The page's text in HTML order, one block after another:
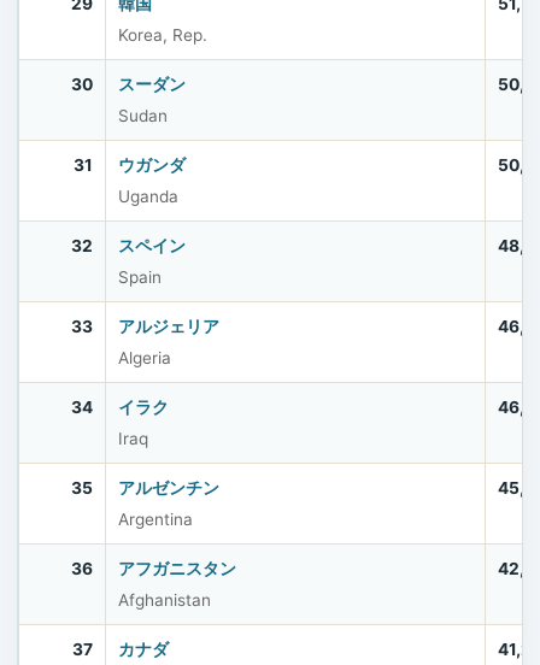
29
韓国
Korea, Rep.
30
スーダン
Sudan
31
ウガンダ
Uganda
32
スペイン
Spain
33
アルジェリア
Algeria
34
イラク
Iraq
35
アルゼンチン
Argentina
36
アフガニスタン
Afghanistan
37
カナダ